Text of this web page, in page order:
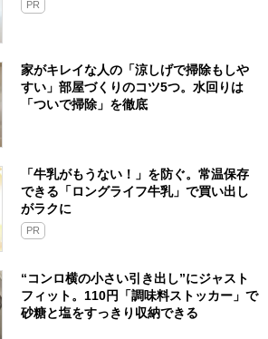
PR
家がキレイな人の「涼しげで掃除もしや
すい」部屋づくりのコツ5つ。水回りは
「ついで掃除」を徹底
「牛乳がもうない！」を防ぐ。常温保存
できる「ロングライフ牛乳」で買い出し
がラクに
PR
“コンロ横の小さい引き出し”にジャスト
フィット。110円「調味料ストッカー」で
砂糖と塩をすっきり収納できる